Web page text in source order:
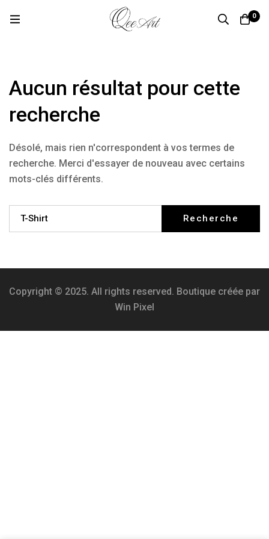
0
Aucun résultat pour cette
recherche
Désolé, mais rien n'correspondent à vos termes de
recherche. Merci d'essayer de nouveau avec certains
mots-clés différents.
Recherche
Copyright © 2025. All rights reserved. Boutique créée par
Win Pixel